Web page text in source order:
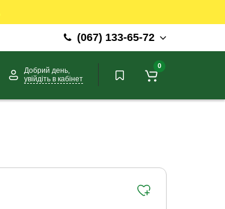
(067) 133-65-72
Добрий день,
увійдіть в кабінет
0